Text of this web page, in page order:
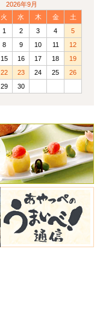
2026年9月
火 水 木 金
土
1
2 3 4
5
8 9 10 11
12
15 16 17 18
19
22 23 24 25
26
29 30